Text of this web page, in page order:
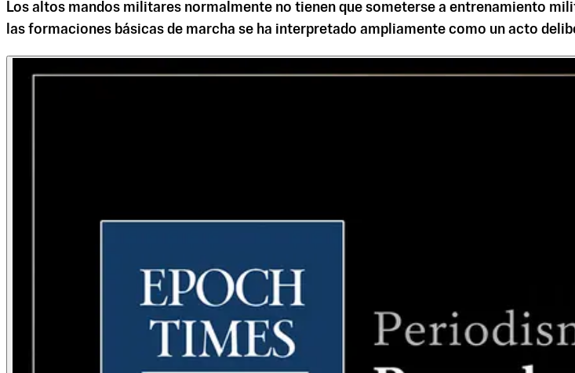
Los altos mandos militares normalmente no tienen que someterse a entrenamiento
las formaciones básicas de marcha se ha interpretado ampliamente como un acto